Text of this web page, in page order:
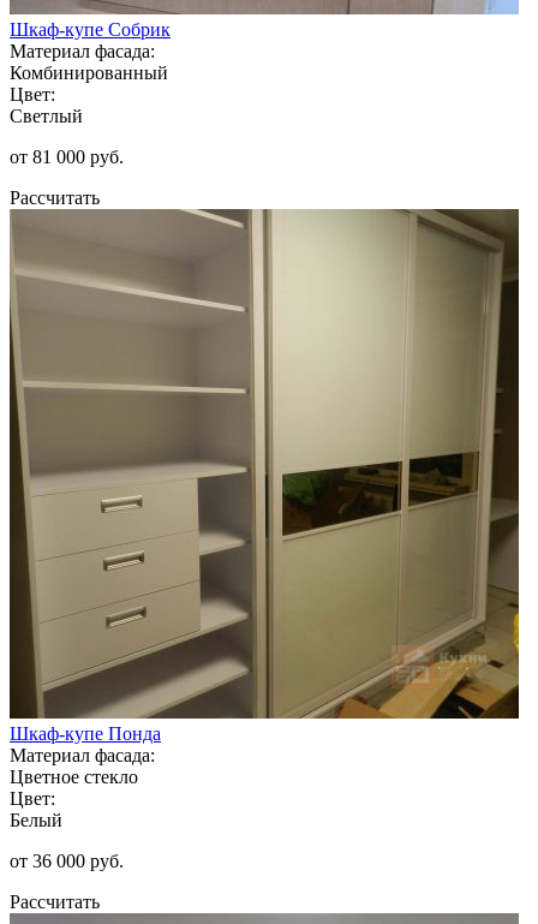
Шкаф-купе Собрик
Материал фасада:
Комбинированный
Цвет:
Светлый
от 81 000 руб.
Рассчитать
Шкаф-купе Понда
Материал фасада:
Цветное стекло
Цвет:
Белый
от 36 000 руб.
Рассчитать